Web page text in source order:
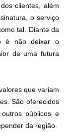
clientes, além
o serviço
tal. Diante da
é não deixar o
de uma futura
que variam
São oferecidos
públicos e
da região.